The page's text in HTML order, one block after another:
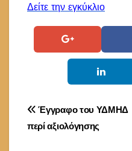
Δείτε την εγκύκλιο
Πλοήγηση
άρθρων
Έγγραφο του ΥΔΜΗΔ
περί αξιολόγησης